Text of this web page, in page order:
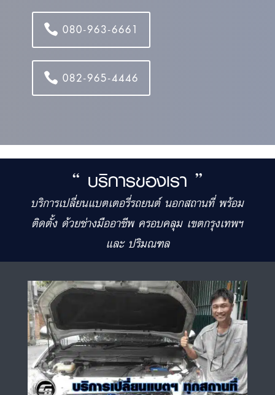
080-963-6661
082-965-4446
“ บริการของเรา ”
บริการเปลี่ยนแบตเตอรี่รถยนต์ นอกสถานที่ พร้อม
ติดตั้ง ด้วยช่างมืออาชีพ ครอบคลุม เขตกรุงเทพฯ
และ ปริมณฑล